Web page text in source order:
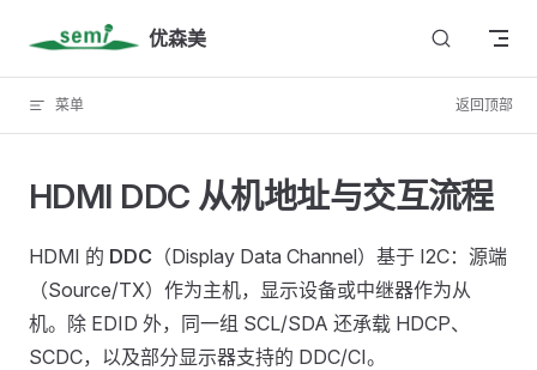
Skip to content 优森美
菜单 返回顶部
HDMI DDC 从机地址与交互流程
HDMI 的 DDC （Display Data Channel）基于 I2C：源端
（Source/TX）作为主机，显示设备或中继器作为从
机。除 EDID 外，同一组 SCL/SDA 还承载 HDCP、
SCDC，以及部分显示器支持的 DDC/CI。